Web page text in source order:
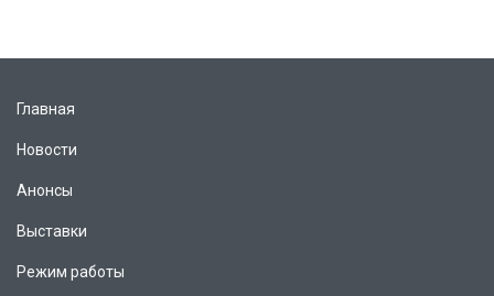
Главная
Новости
Анонсы
Выставки
Режим работы